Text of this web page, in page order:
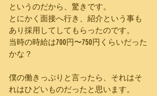
というのだから、驚きです。
とにかく面接へ行き、紹介という事も
あり採用してしてもらったのです。
当時の時給は700円〜750円くらいだった
かな？
僕の働きっぷりと言ったら、それはそ
れはひどいものだったと思います。